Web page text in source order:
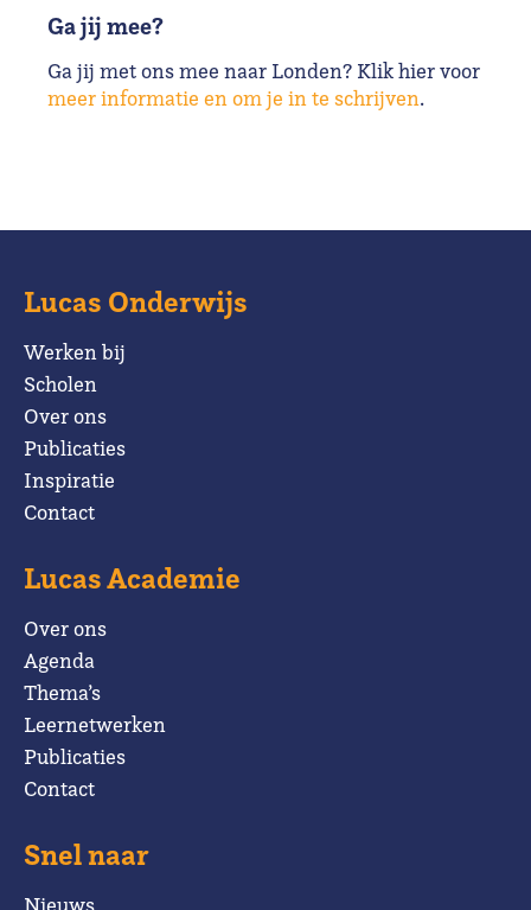
Ga jij mee?
Ga jij met ons mee naar Londen? Klik hier voor
meer informatie en om je in te schrijven.
Lucas Onderwijs
Werken bij
Scholen
Over ons
Publicaties
Inspiratie
Contact
Lucas Academie
Over ons
Agenda
Thema’s
Leernetwerken
Publicaties
Contact
Snel naar
Nieuws